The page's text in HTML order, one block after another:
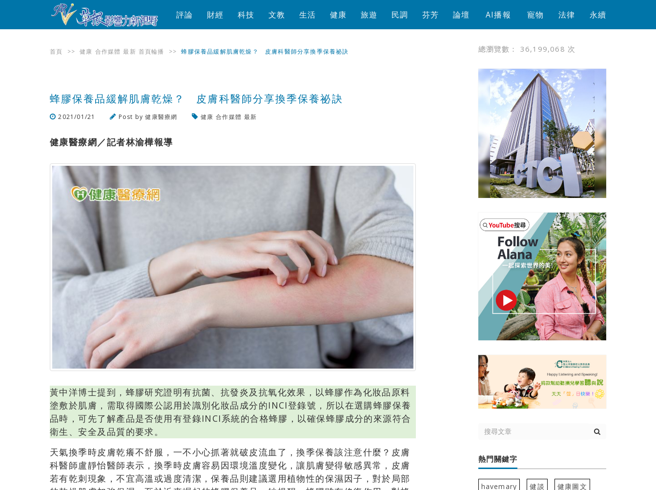
評論 財經 科技 文教 生活 健康 旅遊 民調 芬芳 論壇 AI播報 寵物 法律 永續
首頁 >> 健康 合作媒體 最新 首頁輪播 >> 蜂膠保養品緩解肌膚乾燥？ 皮膚科醫師分享換季保養祕訣
蜂膠保養品緩解肌膚乾燥？ 皮膚科醫師分享換季保養祕訣
2021/01/21 Post by健康醫療網 健康 合作媒體 最新
健康醫療網／記者林渝樺報導
黃中洋博士提到，蜂膠研究證明有抗菌、抗發炎及抗氧化效果，以蜂膠作為化妝品原料
塗敷於肌膚，需取得國際公認用於識別化妝品成分的INCI登錄號，所以在選購蜂膠保養
品時，可先了解產品是否使用有登錄INCI系統的合格蜂膠，以確保蜂膠成分的來源符合
衛生、安全及品質的要求。
天氣換季時皮膚乾癢不舒服，一不小心抓著就破皮流血了，換季保養該注意什麼？皮膚
科醫師盧靜怡醫師表示，換季時皮膚容易因環境溫度變化，讓肌膚變得敏感異常，皮膚
若有乾刺現象，不宜高溫或過度清潔，保養品則建議選用植物性的保濕因子，對於局部
總瀏覽數： 36,199,068 次
熱門關鍵字
havemary 健談 健康圖文